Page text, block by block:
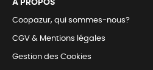
Á PROPOS
Coopazur, qui sommes-nous?
CGV & Mentions légales
Gestion des Cookies